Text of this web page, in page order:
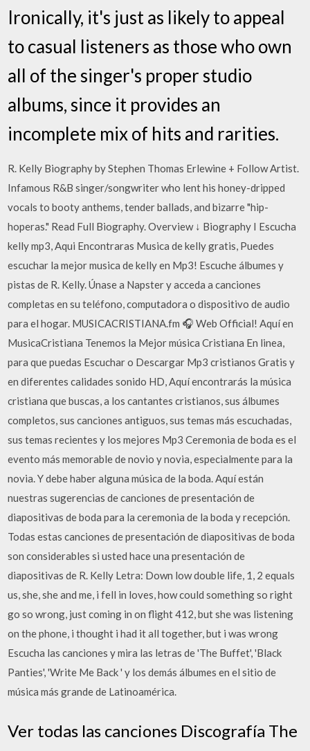
Ironically, it's just as likely to appeal
to casual listeners as those who own
all of the singer's proper studio
albums, since it provides an
incomplete mix of hits and rarities.
R. Kelly Biography by Stephen Thomas Erlewine + Follow Artist.
Infamous R&B singer/songwriter who lent his honey-dripped
vocals to booty anthems, tender ballads, and bizarre "hip-
hoperas." Read Full Biography. Overview ↓ Biography I Escucha
kelly mp3, Aqui Encontraras Musica de kelly gratis, Puedes
escuchar la mejor musica de kelly en Mp3! Escuche álbumes y
pistas de R. Kelly. Únase a Napster y acceda a canciones
completas en su teléfono, computadora o dispositivo de audio
para el hogar. MUSICACRISTIANA.fm 🎧 Web Official! Aquí en
MusicaCristiana Tenemos la Mejor música Cristiana En linea,
para que puedas Escuchar o Descargar Mp3 cristianos Gratis y
en diferentes calidades sonido HD, Aquí encontrarás la música
cristiana que buscas, a los cantantes cristianos, sus álbumes
completos, sus canciones antiguos, sus temas más escuchadas,
sus temas recientes y los mejores Mp3 Ceremonia de boda es el
evento más memorable de novio y novia, especialmente para la
novia. Y debe haber alguna música de la boda. Aquí están
nuestras sugerencias de canciones de presentación de
diapositivas de boda para la ceremonia de la boda y recepción.
Todas estas canciones de presentación de diapositivas de boda
son considerables si usted hace una presentación de
diapositivas de R. Kelly Letra: Down low double life, 1, 2 equals
us, she, she and me, i fell in loves, how could something so right
go so wrong, just coming in on flight 412, but she was listening
on the phone, i thought i had it all together, but i was wrong
Escucha las canciones y mira las letras de 'The Buffet', 'Black
Panties', 'Write Me Back ' y los demás álbumes en el sitio de
música más grande de Latinoamérica.
Ver todas las canciones Discografía The